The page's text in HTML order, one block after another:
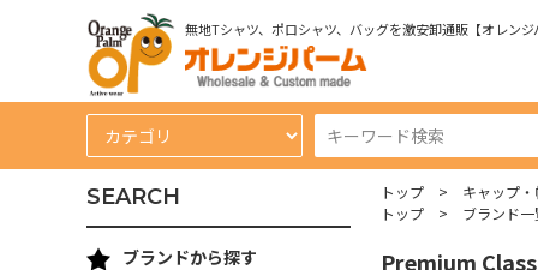
無地Tシャツ、ポロシャツ、バッグを激安卸通販【オレンジ
トップ
キャップ
トップ
ブランド一
Premium
SEARCH
ブランドから探す